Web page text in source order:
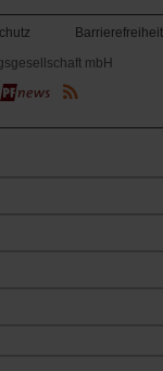
Barrierefreiheit
mbH
(Öffnet
in
neuen